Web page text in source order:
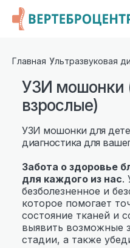
Главная Ультразвуковая
УЗИ мошонки
взрослые)
УЗИ мошонки для
диагностика для
Забота о здоровье
для каждого из нас.
безболезненное и
которое помогает
состояние тканей и
выявить возможные
стадии, а также